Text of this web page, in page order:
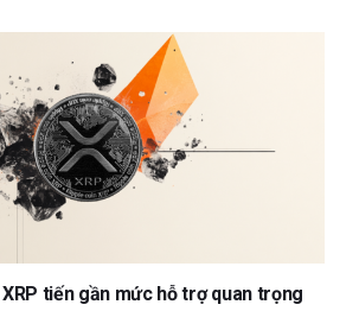
tiến gần mức hỗ trợ quan trọng